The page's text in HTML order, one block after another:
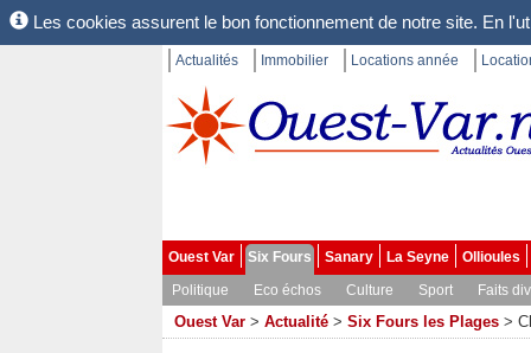
Les cookies assurent le bon fonctionnement de notre site. En
Actualités Immobilier Locations année
Ouest Var Six Fours Sanary La Seyne
Ollioules
Politique
Eco échos Culture Sport Faits
Ouest Var > Actualité > Six Fours les Plages >